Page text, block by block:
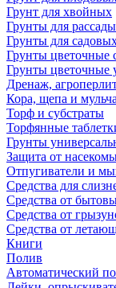
Грунт для хвойных
Грунты для
Грунты для
Грунты цветочные
Грунты цветочные
Дренаж,
Кора, щепа и мульча
Торф и субстраты
Торфянные
Грунты
Защита от
Отпугиватели и
Средства для
Средства от
Средства от
Средства от
Книги
Полив
Автоматический